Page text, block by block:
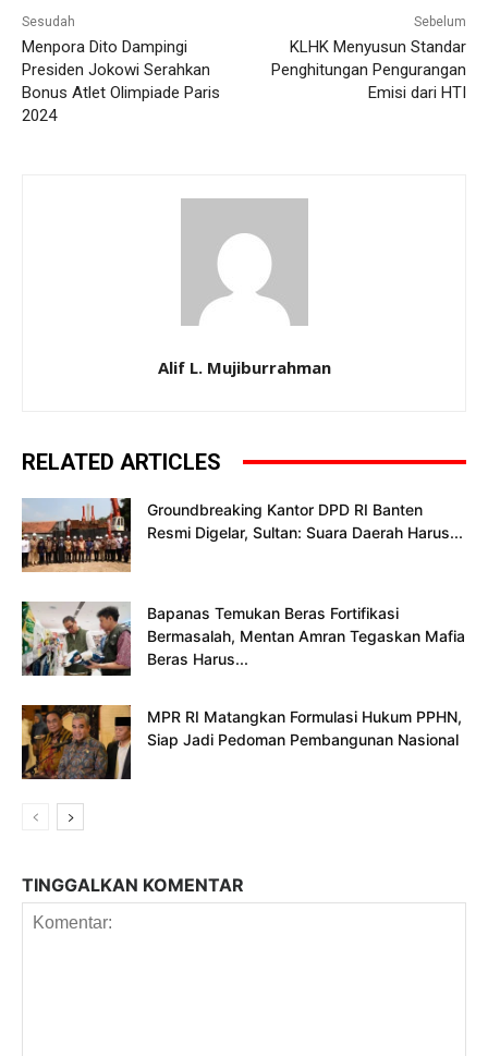
Sesudah
Menpora Dito Dampingi
Presiden Jokowi Serahkan
Bonus Atlet Olimpiade Paris
2024
Sebelum
KLHK Menyusun Standar
Penghitungan Pengurangan
Emisi dari HTI
Alif L. Mujiburrahman
RELATED ARTICLES
Groundbreaking Kantor DPD RI Banten
Resmi Digelar, Sultan: Suara Daerah Harus...
Bapanas Temukan Beras Fortifikasi
Bermasalah, Mentan Amran Tegaskan Mafia
Beras Harus...
MPR RI Matangkan Formulasi Hukum PPHN,
Siap Jadi Pedoman Pembangunan Nasional
TINGGALKAN KOMENTAR